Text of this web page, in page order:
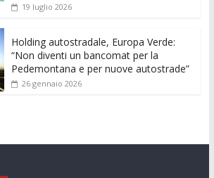
19 luglio 2026
Holding autostradale, Europa Verde:
“Non diventi un bancomat per la
Pedemontana e per nuove autostrade”
26 gennaio 2026